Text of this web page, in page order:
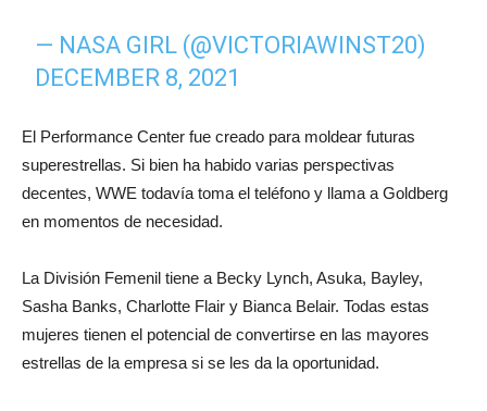
— NASA GIRL (@VICTORIAWINST20)
DECEMBER 8, 2021
El Performance Center fue creado para moldear futuras
superestrellas. Si bien ha habido varias perspectivas
decentes, WWE todavía toma el teléfono y llama a Goldberg
en momentos de necesidad.
La División Femenil tiene a Becky Lynch, Asuka, Bayley,
Sasha Banks, Charlotte Flair y Bianca Belair. Todas estas
mujeres tienen el potencial de convertirse en las mayores
estrellas de la empresa si se les da la oportunidad.